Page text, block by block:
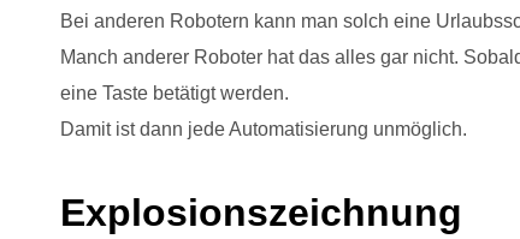
Bei anderen Robotern kann man solch eine
Manch anderer Roboter hat das alles gar nicht.
eine Taste betätigt werden.
Damit ist dann jede Automatisierung unmöglich.
Explosionszeichnung